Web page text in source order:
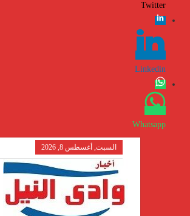
Twitter
Linkedin
Whatsapp
السبت, أغسطس 8, 2026